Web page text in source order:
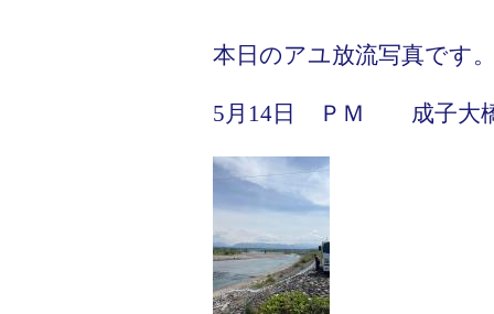
本日のアユ放流写真です
5月14日 ＰＭ 成子大